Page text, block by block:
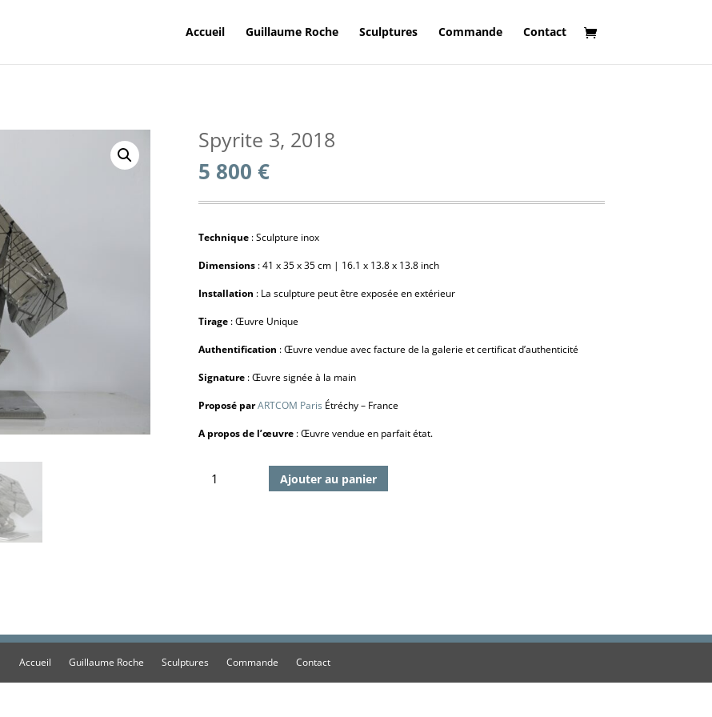
Accueil Guillaume Roche Sculptures Commande Contact
Spyrite 3, 2018
5 800 €
Technique: Sculpture inox
Dimensions: 41 x 35 x 35 cm | 16.1 x 13.8 x 13.8 inch
Installation : La sculpture peut être exposée en extérieur
Tirage: Œuvre Unique
Authentification : Œuvre vendue avec facture de la galerie et certificat d’authenticité
Signature: Œuvre signée à la main
Proposé par ARTCOM Paris Étréchy – France
A propos de l’œuvre: Œuvre vendue en parfait état.
quantité
Ajouter au panier
Accueil Guillaume Roche Sculptures Commande Contact